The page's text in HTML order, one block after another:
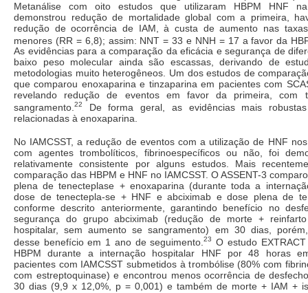
Metanálise com oito estudos que utilizaram HBPM HNF
demonstrou redução de mortalidade global com a primeira,
redução de ocorrência de IAM, à custa de aumento nas
menores (RR = 6,8); assim: NNT = 33 e NNH = 17 a favor da
As evidências para a comparação da eficácia e segurança de
baixo peso molecular ainda são escassas, derivando de
metodologias muito heterogêneos. Um dos estudos de
que comparou enoxaparina e tinzaparina em pacientes com
revelando redução de eventos em favor da primeira, com
sangramento. 22
De forma geral, as evidências mais
relacionadas à enoxaparina.
No IAMCSST, a redução de eventos com a utilização de HNF
com agentes trombolíticos, fibrinoespecíficos ou não, foi
relativamente consistente por alguns estudos. Mais
comparação das HBPM e HNF no IAMCSST. O ASSENT-3
plena de tenecteplase + enoxaparina (durante toda a
dose de tenectepla-se + HNF e abciximab e dose plena de
conforme descrito anteriormente, garantindo benefício no
segurança do grupo abciximab (redução de morte +
hospitalar, sem aumento se sangramento) em 30 dias,
desse benefício em 1 ano de seguimento.23
O estudo
HBPM durante a internação hospitalar HNF por 48 horas
pacientes com IAMCSST submetidos à trombólise (80% com
com estreptoquinase) e encontrou menos ocorrência de
30 dias (9,9 x 12,0%, p = 0,001) e também de morte + IAM +